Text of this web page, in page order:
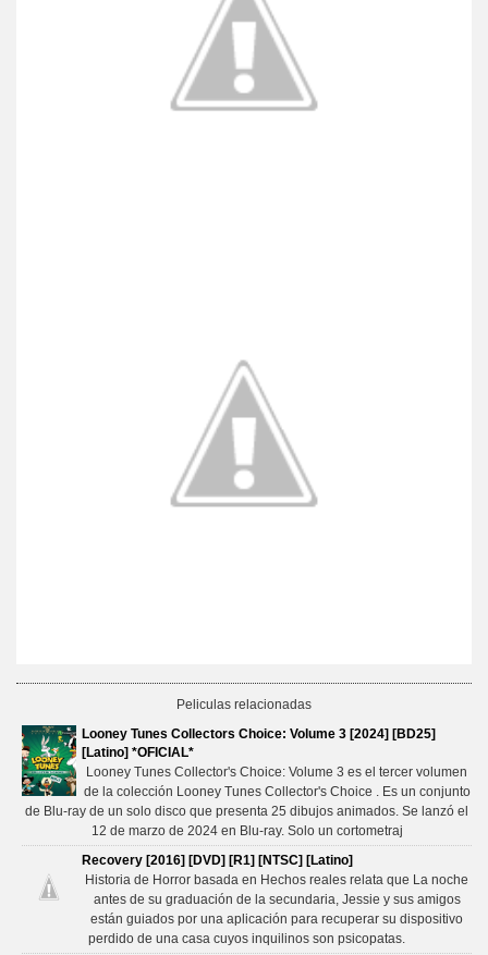
Peliculas relacionadas
Looney Tunes Collectors Choice: Volume 3 [2024] [BD25]
[Latino] *OFICIAL*
Looney Tunes Collector's Choice: Volume 3 es el tercer volumen
de la colección Looney Tunes Collector's Choice . Es un conjunto
de Blu-ray de un solo disco que presenta 25 dibujos animados. Se lanzó el
12 de marzo de 2024 en Blu-ray. Solo un cortometraj
Recovery [2016] [DVD] [R1] [NTSC] [Latino]
Historia de Horror basada en Hechos reales relata que La noche
antes de su graduación de la secundaria, Jessie y sus amigos
están guiados por una aplicación para recuperar su dispositivo
perdido de una casa cuyos inquilinos son psicopatas.